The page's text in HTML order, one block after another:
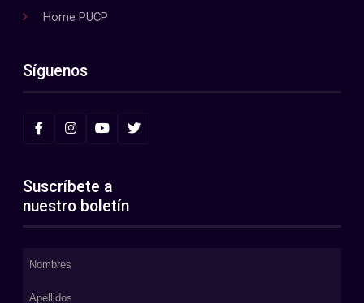
Home PUCP
Síguenos
Suscríbete a
nuestro boletín